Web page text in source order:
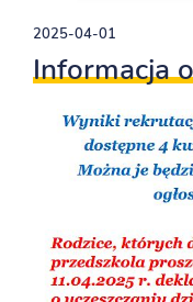
2025-04-01
Informacja